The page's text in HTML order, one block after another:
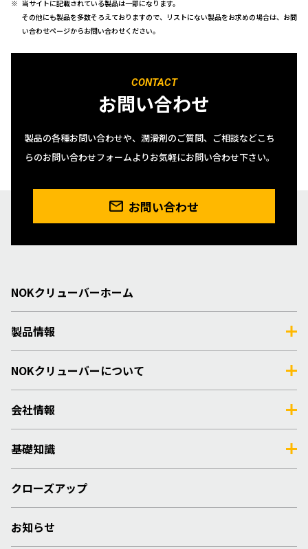
当サイトに記載されている製品は一部になります。
その他にも製品を多数そろえておりますので、リストにない製品をお求めの場合は、お問
い合わせページからお問い合わせください。
CONTACT
お問い合わせ
製品の各種お問い合わせや、潤滑剤のご質問、ご相談などこち
らのお問い合わせフォームよりお気軽にお問い合わせ下さい。
お問い合わせ
NOKクリューバーホーム
製品情報
NOKクリューバーについて
会社情報
基礎知識
クローズアップ
お知らせ